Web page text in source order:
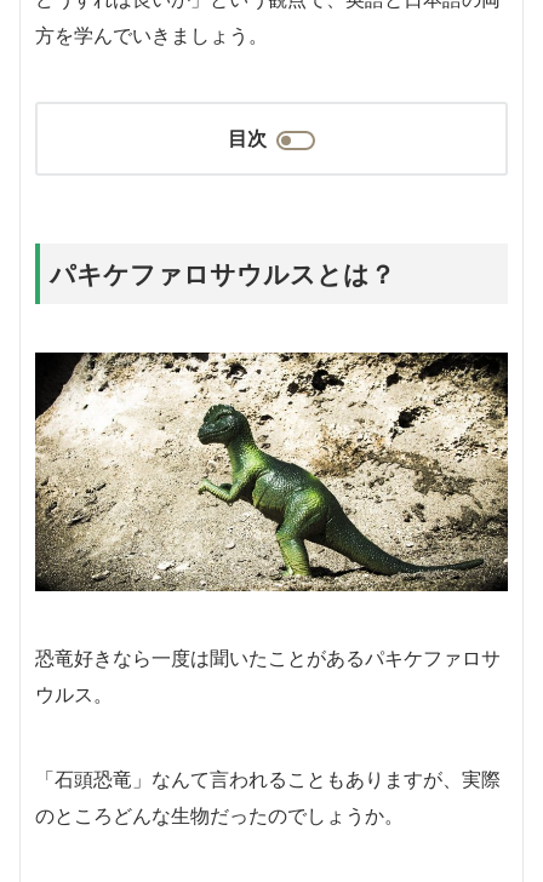
方を学んでいきましょう。
目次
パキケファロサウルスとは？
恐竜好きなら一度は聞いたことがあるパキケファロサ
ウルス。
「石頭恐竜」なんて言われることもありますが、実際
のところどんな生物だったのでしょうか。